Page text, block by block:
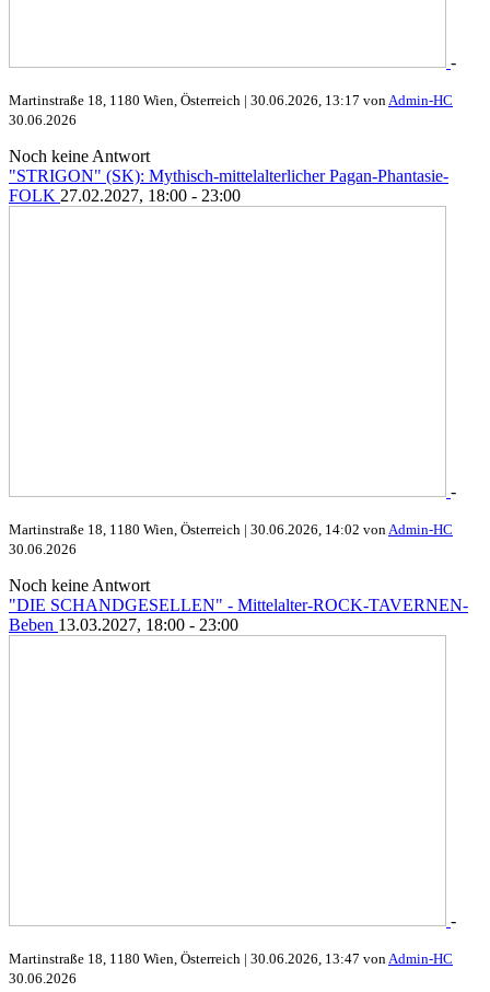
-
Martinstraße 18, 1180 Wien, Österreich | 30.06.2026, 13:17 von Admin-HC
30.06.2026
Noch keine Antwort
"STRIGON" (SK): Mythisch-mittelalterlicher Pagan-Phantasie-
FOLK 27.02.2027, 18:00 - 23:00
-
Martinstraße 18, 1180 Wien, Österreich | 30.06.2026, 14:02 von Admin-HC
30.06.2026
Noch keine Antwort
"DIE SCHANDGESELLEN" - Mittelalter-ROCK-TAVERNEN-
Beben 13.03.2027, 18:00 - 23:00
-
Martinstraße 18, 1180 Wien, Österreich | 30.06.2026, 13:47 von Admin-HC
30.06.2026